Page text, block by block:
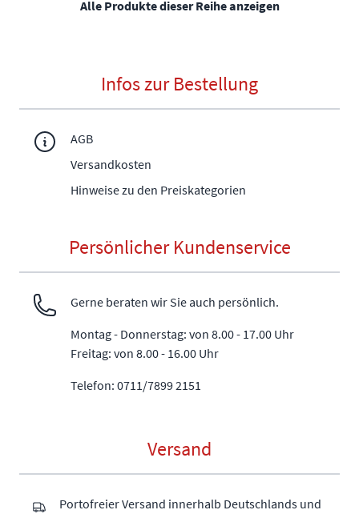
Alle Produkte dieser Reihe anzeigen
Infos zur Bestellung
AGB
Versandkosten
Hinweise zu den Preiskategorien
Persönlicher Kundenservice
Gerne beraten wir Sie auch persönlich.
Montag - Donnerstag: von 8.00 - 17.00 Uhr
Freitag: von 8.00 - 16.00 Uhr
Telefon: 0711/7899 2151
Versand
Portofreier Versand innerhalb Deutschlands und